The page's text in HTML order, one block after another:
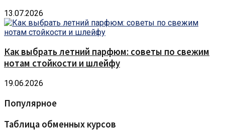
13.07.2026
Как выбрать летний парфюм: советы по свежим
нотам стойкости и шлейфу
19.06.2026
Популярное
Таблица обменных курсов